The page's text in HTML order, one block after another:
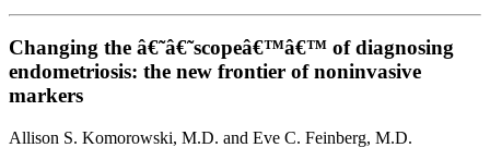
Changing the â€˜â€˜scopeâ€™â€™ of diagnosing
endometriosis: the new frontier of noninvasive
markers
Allison S. Komorowski, M.D. and Eve C. Feinberg, M.D.